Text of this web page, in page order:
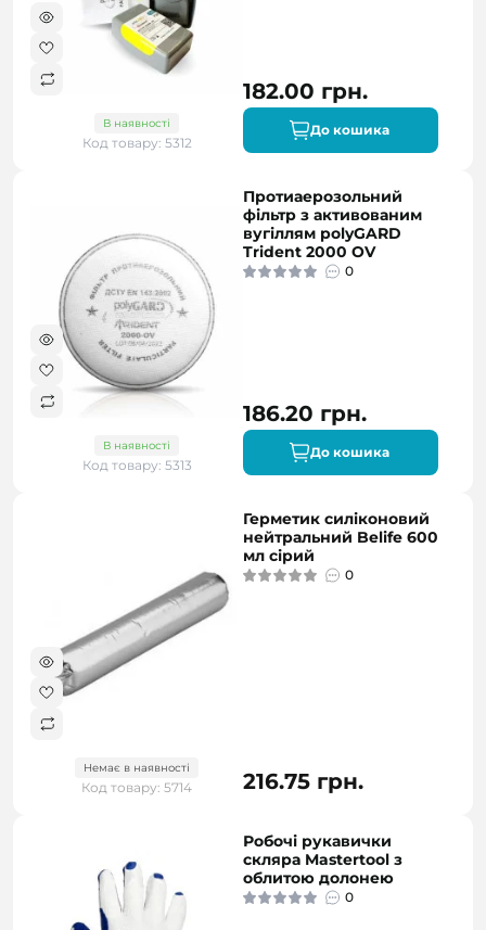
В наявності
Код товару: 5312
182.00 грн.
До кошика
В наявності
Код товару: 5313
Протиаерозольний
фільтр з активованим
вугіллям polyGARD
Trident 2000 OV
0
186.20 грн.
До кошика
Немає в наявності
Код товару: 5714
Герметик силіконовий
нейтральний Belife 600
мл сірий
0
216.75 грн.
Робочі рукавички
скляра Mastertool з
облитою долонею
0